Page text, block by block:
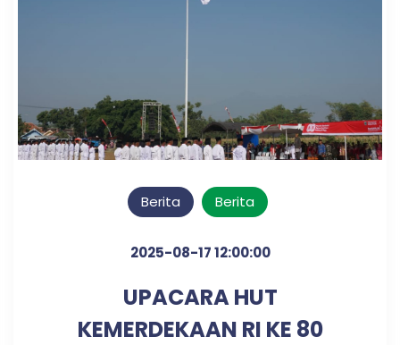
Berita Berita
2025-08-17 12:00:00
UPACARA HUT
KEMERDEKAAN RI KE 80